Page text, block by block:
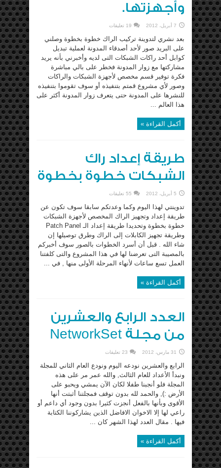
وأجهزتها.
7 أبريل، 2012 19 تعليقات
بعد نشري لتدوينة تركيب الراك خطوة بخطوة وصلني
على البريد صور لأحد أصدقاء المدونة لعملية تبديل
كوابل أحد راكات الشبكات التى لديه وأخبرني بأنه يريد
مشاركتها مع زوار المدونة فخطر على بالي مباشرة
فكرة توفير قسم مخصص لأجهزة الشبكات والراكات
وصور لأي مشروع قمتم بتنفيذه أو سوف تقوموا بتنفيذه
للنشرها على المدونة حتى يتعرف زوار المدونة أكثر على
هذا العالم ...
أكمل القراءة »
طريقة إعداد راك
الشبكات خطوة بخطوة
5 أبريل، 2012 55 تعليقات
تدوينتي لهذا اليوم وكما وعدتكم سابقا سوف تكون عن
طريقة إعداد وتجهيز الراك المخصص لأجهزة الشبكات
خطوة بخطوة وتحديدا طريقة إعداد الـ Patch Panel
وطريقة تجهيز الكابلات إلى الراك وطرق توصيلها إن
شاء الله . قبل أن أسرد الخطوات بالصور سوف أخبركم
بالمصيبة التى تعرضنا لها في هذا المشروع والتى كلفتنا
العمل تسع ساعات لأنهاء المرحلة الأولى منها , في ...
أكمل القراءة »
العدد الرابع والعشرين
من مجلة NetworkSet
31 مارس، 2012 23 تعليقات
الرابع والعشرين نودعه اليوم ونودع العام الثاني للمجلة
ونبدأ الأعداد للعام الثالث, والله عمر مر على هذه
المجلة فلو أنجبنا طفلا لكان الآن يمشي ويحبو على
الأرض :), والحمد لله بدون توقف فمجلتنا أثبتت أنها
الأقوى وبأنها بالفعل أنجزت كثيرا بدون وجود أي داعم أو
راعي لها إلا الاخوان الافاضل الذين يشاركوننا الكتابة
فيها . مقال العدد لهذا الشهر كان ...
أكمل القراءة »